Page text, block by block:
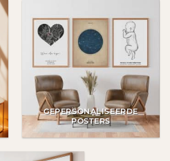
GEPERSONALISEERDE
POSTERS